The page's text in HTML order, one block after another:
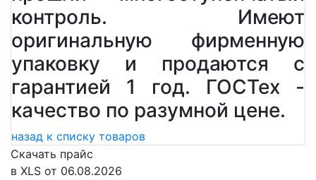
контроль. Имеют
оригинальную фирменную
упаковку и продаются с
гарантией 1 год. ГОСТех -
качество по разумной цене.
назад к списку товаров
Скачать прайс
в XLS от 06.08.2026